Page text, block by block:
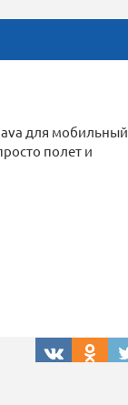
для мобильный
полет и